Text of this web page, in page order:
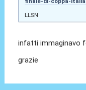
LLSN
infatti immaginavo
grazie